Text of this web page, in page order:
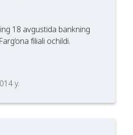
18 avgustida bankning
filiali ochildi.
y.